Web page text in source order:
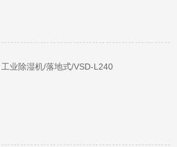
工业除湿机/落地式/VSD-L240